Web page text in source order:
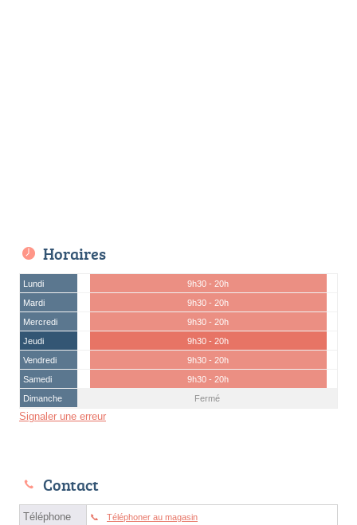
Horaires
Lundi
9h30 - 20h
Mardi
9h30 - 20h
Mercredi
9h30 - 20h
Jeudi
9h30 - 20h
Vendredi
9h30 - 20h
Samedi
9h30 - 20h
Dimanche
Fermé
Signaler une erreur
Contact
Téléphone Téléphoner au magasin